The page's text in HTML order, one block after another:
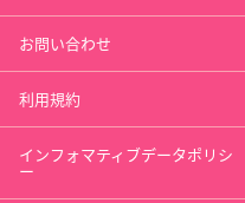
お問い合わせ
利用規約
インフォマティブデータポリシ
ー